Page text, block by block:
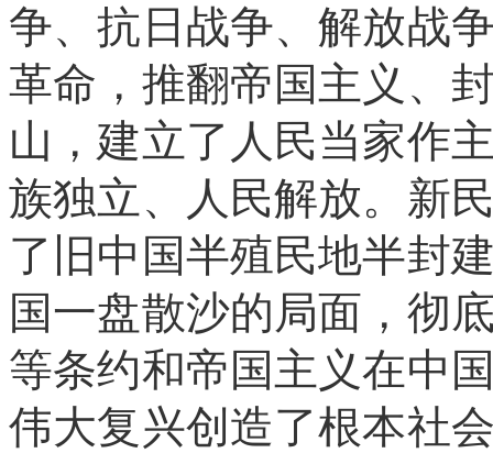
争、抗日战争、解放战
革命，推翻帝国主义、
山，建立了人民当家作
族独立、人民解放。新
了旧中国半殖民地半封
国一盘散沙的局面，彻
等条约和帝国主义在中
伟大复兴创造了根本社